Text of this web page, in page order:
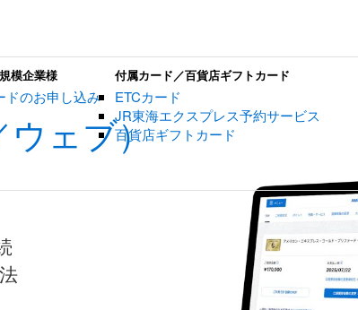
模企業様
ドのお申し込み
付属カード／百貨店ギフトカード
ETCカード
JR東海エクスプレス予約サービス
百貨店ギフトカード
ウェブ）